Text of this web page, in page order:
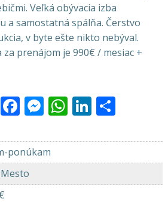
Veľká obývacia izba
a samostatná spálňa. Čerstvo
v byte ešte nikto nebýval.
za prenájom je 990€ / mesiac +
PrintFacebook
Messenger
WhatsApp
LinkedIn
ponúkam